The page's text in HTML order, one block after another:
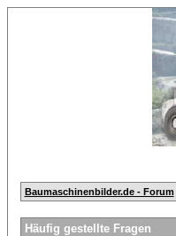
Baumaschinenbilder.de - Forum
Häufig gestellte Fragen